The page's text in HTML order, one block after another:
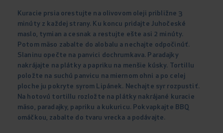
Kuracie prsia orestujte na olivovom oleji približne 3
minúty z každej strany. Ku koncu pridajte Juhočeské
maslo, tymian a cesnak a restujte ešte asi 2 minúty.
Potom mäso zabalte do alobalu a nechajte odpočinúť.
Slaninu opečte na panvici dochrumkava. Paradajky
nakrájajte na plátky a papriku na menšie kúsky. Tortillu
položte na suchú panvicu na miernom ohni a po celej
ploche ju pokryte syrom Lipánek. Nechajte syr rozpustiť.
Na hotovú tortillu rozložte na plátky nakrájané kuracie
mäso, paradajky, papriku a kukuricu. Pokvapkajte BBQ
omáčkou, zabalte do tvaru vrecka a podávajte.